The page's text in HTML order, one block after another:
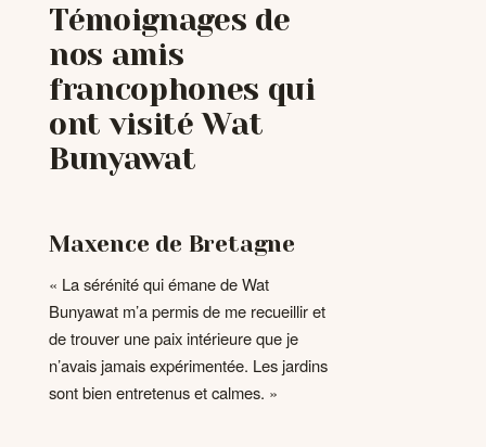
Témoignages de
nos amis
francophones qui
ont visité Wat
Bunyawat
Maxence de Bretagne
« La sérénité qui émane de Wat
Bunyawat m’a permis de me recueillir et
de trouver une paix intérieure que je
n’avais jamais expérimentée. Les jardins
sont bien entretenus et calmes. »